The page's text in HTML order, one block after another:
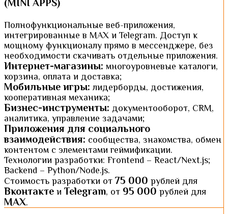
(MINI APPS)
Полнофункциональные веб-приложения,
интегрированные в MAX и Telegram. Доступ к
мощному функционалу прямо в мессенджере, без
необходимости скачивать отдельные приложения.
Интернет-магазины: многоуровневые каталоги,
корзина, оплата и доставка;
Мобильные игры: лидерборды, достижения,
кооперативная механика;
Бизнес-инструменты: документооборот, CRM,
аналитика, управление задачами;
Приложения для социального
взаимодействия: сообщества, знакомства, обмен
контентом с элементами геймификации.
Технологии разработки: Frontend – React/Next.js;
Backend – Python/Node.js.
Стоимость разработки от 75 000 рублей для
Вконтакте и Telegram, от 95 000 рублей для
MAX.